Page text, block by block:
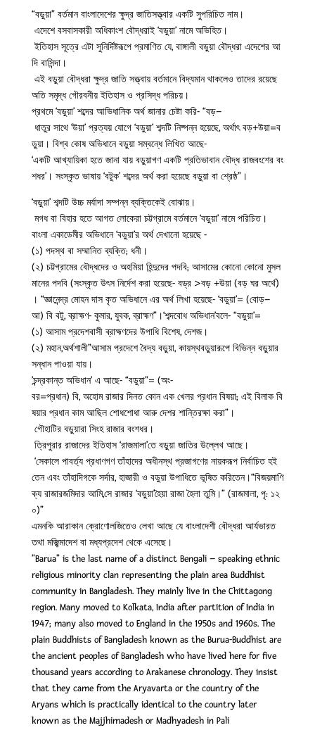
“বড়ুয়া” বর্তমান বাংলাদেশের ক্ষুদ্র জাতিসত্ত্বার একটি সুপরিচিত নাম।
এদেশে বসবাসকারী অধিকাংশ বৌদ্ধরাই ‘বড়ুয়া’ নামে অভিহিত।
ইতিহাস সূত্রে এটা সুনির্দিষ্টরূপে প্রমাণিত যে, বাঙ্গালী বড়ুয়া বৌদ্ধরা এদেশের আ
দি বাসিন্দা।
এই বড়ুয়া বৌদ্ধরা ক্ষুদ্র জাতি সত্ত্বায় বর্তমানে বিদ্যমান থাকলেও তাদের রয়েছে
অতি সমৃদ্ধ গৌরবনীয় ইতিহাস ও প্রসিদ্ধ পরিচয়।
প্রথমে ‘বড়ুয়া’ শব্দের আভিধানিক অর্থ জানার চেষ্টা করি- “বড়–
ধাতুর সাথে ‘উয়া’ প্রত্যয় যোগে ‘বড়ুয়া’ শব্দটি নিষ্পন্ন হয়েছে, অর্থাৎ বড়+উয়া=ব
ড়ুয়া। বিশ্ব কোষ অভিধানে বড়ুয়া সম্বন্ধে লিখিত আছে-
‘একটি আখ্যায়িকা হতে জানা যায় বড়ুয়াগণ একটি প্রতিভাবান বৌদ্ধ রাজবংশের বং
শধর’। সংস্কৃত ভাষায় ‘বটুক’ শব্দের অর্থ করা হয়েছে বড়ুয়া বা শ্রেষ্ঠ”।
‘বড়ুয়া’ শব্দটি উচ্চ মর্যাদা সম্পন্ন ব্যক্তিকেই বোঝায়।
মগধ বা বিহার হতে আগত লোকেরা চট্টগ্রামে বর্তমানে ‘বড়ুয়া’ নামে পরিচিত।
বাংলা একাডেমীর অভিধানে ‘বড়ুয়া’র অর্থ দেখানো হয়েছে -
(১) পদস্থ বা সম্মানিত ব্যক্তি; ধনী।
(২) চট্টগ্রামের বৌদ্ধদের ও অহমিয়া হিন্দুদের পদবি; আসামের কোনো কোনো মুসল
মানের পদবি (সংস্কৃত উৎস নির্দেশ করা হয়েছে- বড্র >বড় +উয়া (বড় ঘর অর্থে)
। “জ্ঞানেন্দ্র মোহন দাস কৃত অভিধানে এর অর্থ লিখা হয়েছে- ‘বড়ুয়া’= (বোড়–
আ) বি বটু, ব্রাহ্মণ- কুমার, যুবক, ব্রাহ্মণ”।‘শব্দবোধ অভিধান’বলে- “বড়ুয়া’=
(১) আসাম প্রদেশবাসী ব্রাহ্মণদের উপাধি বিশেষ, দেশজ।
(২) মহান,অর্থশালী”আসাম প্রদেশে বৈদ্য বড়ুয়া, কায়স্থবড়ুয়ারূপে বিভিন্ন বড়ুয়ার
সন্ধান পাওয়া যায়।
’চন্দ্রকান্ত অভিধান’ এ আছে- “বড়ুয়া”= (অং-
বর=প্রধান) বি, অহোম রাজার দিনত কোন এক খেলর প্রধান বিষয়া; এই বিলাক বি
ষয়ার প্রধান কাম আছিল শোধশোধা আরু দেশর শান্তিরক্ষা করা”।
গৌহাটির বড়ুয়ারা সিংহ রাজার বংশধর।
ত্রিপুরার রাজাদের ইতিহাস ‘রাজমালা’তে বড়ুয়া জাতির উল্লেখ আছে।
‘সেকালে পাবর্ত্য প্রধাণগণ তাঁহাদের অধীনস্থ প্রজাগণের নায়করূপ নির্বাচিত হই
তেন এবং তাঁহাদিগকে সর্দার, হাজারী ও বড়ুয়া উপাধিতে ভূষিত করিতেন।“বিজয়মাণি
ক্য রাজারজমিদার আমি,সে রাজার ‘বড়ুয়া’হৈয়া রাজা হৈলা তুমি।” (রাজমালা, পৃ: ১২
০)”
এমনকি আরাকান ক্রোণোলজিতেও লেখা আছে যে বাংলাদেশী বৌদ্ধরা আর্যভারত
তথা মজ্ঝিমাদেশ বা মধ্যপ্রদেশ থেকে এসেছে।
”Barua” is the last name of a distinct Bengali – speaking ethnic
religious minority clan representing the plain area Buddhist
community in Bangladesh. They mainly live in the Chittagong
region. Many moved to Kolkata, India after partition of India in
1947; many also moved to England in the 1950s and 1960s. The
plain Buddhists of Bangladesh known as the Burua-Buddhist are
the ancient peoples of Bangladesh who have lived here for five
thousand years according to Arakanese chronology. They insist
that they came from the Aryavarta or the country of the
Aryans which is practically identical to the country later
known as the Majjhimadesh or Madhyadesh in Pali